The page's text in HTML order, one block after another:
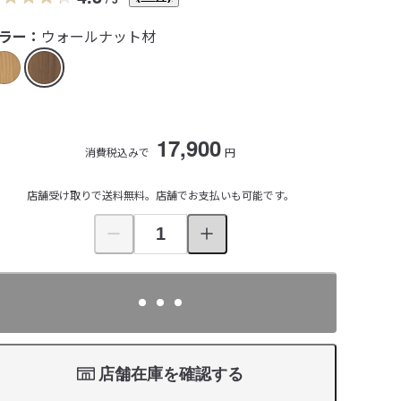
ー： ウォールナット材
消費税込みで 17,900 円
店舗受け取りで送料無料。店舗でお支払いも可能です。
店舗在庫を確認する